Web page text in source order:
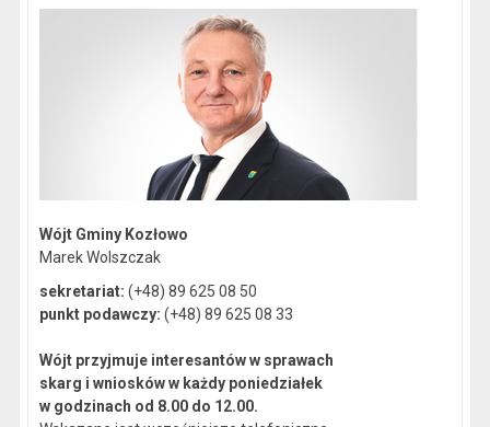
Wójt Gminy Kozłowo
Marek Wolszczak
sekretariat: (+48) 89 625 08 50
punkt podawczy: (+48) 89 625 08 33
Wójt przyjmuje interesantów w sprawach
skarg i wniosków w każdy poniedziałek
w godzinach od 8.00 do 12.00.